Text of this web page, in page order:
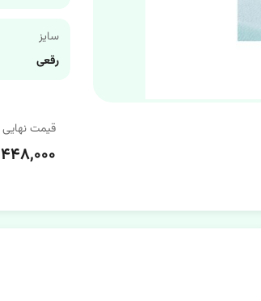
سایز
رقعی
قیمت نهایی
۴۴۸,۰۰۰ تومان